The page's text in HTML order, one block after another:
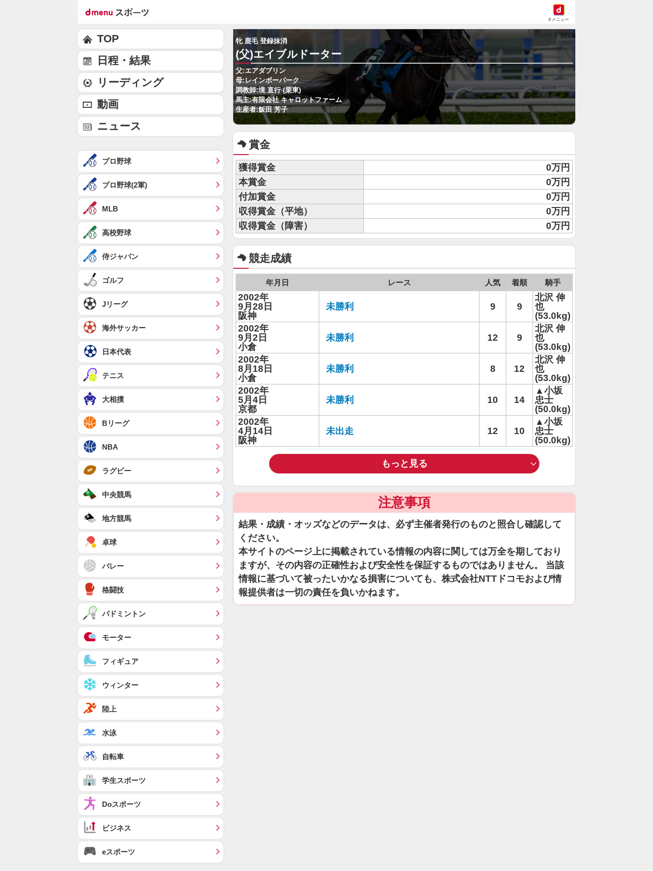
dメニュー
牝 鹿毛 登録抹消
(父)エイブルドーター
父:エアダブリン
母:レインボーパーク
調教師:境 直行 (栗東)
馬主:有限会社 キャロットファーム
生産者:飯田 芳子
賞金
獲得賞金
0万円
本賞金
0万円
付加賞金
0万円
収得賞金（平地）
0万円
収得賞金（障害）
0万円
競走成績
年月日 レース 人気 着順 騎手
2002年
9月28日
阪神
未勝利 9 9
北沢 伸
也
(53.0kg)
2002年
9月2日
小倉
未勝利 12 9
北沢 伸
也
(53.0kg)
2002年
8月18日
小倉
未勝利 8 12
北沢 伸
也
(53.0kg)
2002年
5月4日
京都
未勝利 10 14
▲小坂
忠士
(50.0kg)
2002年
4月14日
阪神
未出走 12 10
▲小坂
忠士
(50.0kg)
もっと見る
注意事項
結果・成績・オッズなどのデータは、必ず主催者発行のものと照合し確認して
ください。
本サイトのページ上に掲載されている情報の内容に関しては万全を期しており
ますが、その内容の正確性および安全性を保証するものではありません。 当該
情報に基づいて被ったいかなる損害についても、株式会社NTTドコモおよび情
報提供者は一切の責任を負いかねます。
TOP
日程・結果
リーディング
動画
ニュース
プロ野球
プロ野球(2軍)
MLB
高校野球
侍ジャパン
ゴルフ
Jリーグ
海外サッカー
日本代表
テニス
大相撲
Bリーグ
NBA
ラグビー
中央競馬
地方競馬
卓球
バレー
格闘技
バドミントン
モーター
フィギュア
ウィンター
陸上
水泳
自転車
学生スポーツ
Doスポーツ
ビジネス
eスポーツ